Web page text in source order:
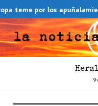
9
teme por los